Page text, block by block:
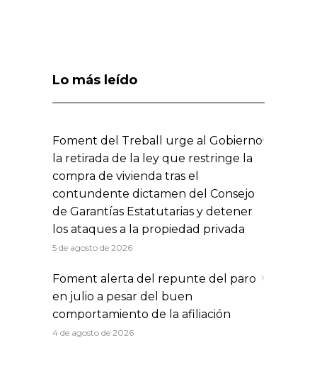
Lo más leído
Foment del Treball urge al Gobierno
la retirada de la ley que restringe la
compra de vivienda tras el
contundente dictamen del Consejo
de Garantías Estatutarias y detener
los ataques a la propiedad privada
5 de agosto de 2026
Foment alerta del repunte del paro
en julio a pesar del buen
comportamiento de la afiliación
4 de agosto de 2026